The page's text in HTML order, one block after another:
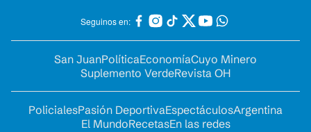
Seguinos en:
San JuanPolíticaEconomíaCuyo Minero
Suplemento VerdeRevista OH
PolicialesPasión DeportivaEspectáculosArgentina
El MundoRecetasEn las redes